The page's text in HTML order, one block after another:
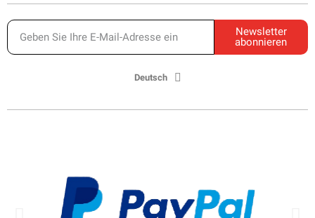
Newsletter
abonnieren
Deutsch